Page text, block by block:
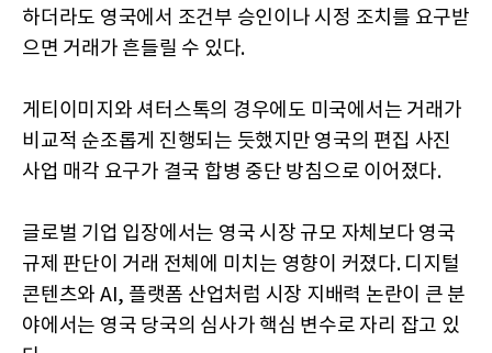
하더라도 영국에서 조건부 승인이나 시정 조치를 요구받
으면 거래가 흔들릴 수 있다.
게티이미지와 셔터스톡의 경우에도 미국에서는 거래가
비교적 순조롭게 진행되는 듯했지만 영국의 편집 사진
사업 매각 요구가 결국 합병 중단 방침으로 이어졌다.
글로벌 기업 입장에서는 영국 시장 규모 자체보다 영국
규제 판단이 거래 전체에 미치는 영향이 커졌다. 디지털
콘텐츠와 AI, 플랫폼 산업처럼 시장 지배력 논란이 큰 분
야에서는 영국 당국의 심사가 핵심 변수로 자리 잡고 있